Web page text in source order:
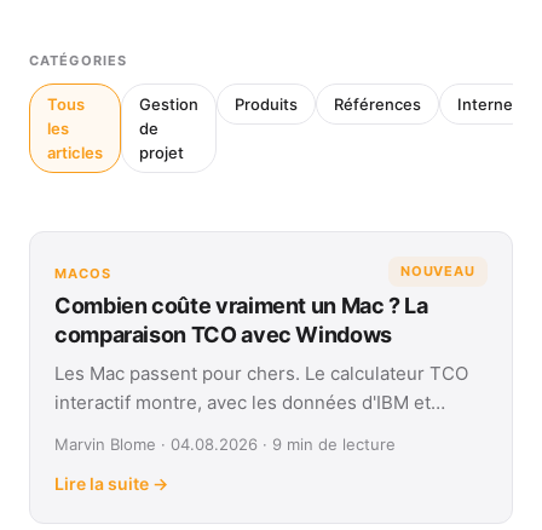
CATÉGORIES
Tous
les
articles
Gestion
de
projet
Produits Références Interne
NOUVEAU
MACOS
Combien coûte vraiment un Mac ? La
comparaison TCO avec Windows
Les Mac passent pour chers. Le calculateur TCO
interactif montre, avec les données d'IBM et
Marvin Blome · 04.08.2026 · 9 min de lecture
Lire la suite →